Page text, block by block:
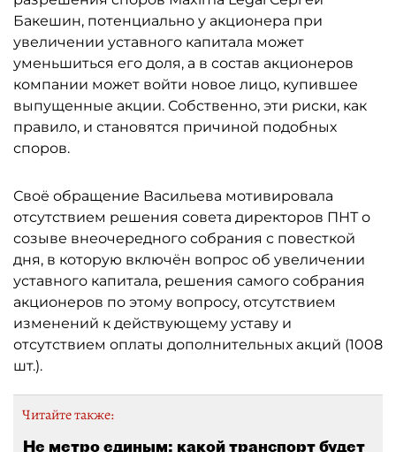
Бакешин, потенциально у акционера при
увеличении уставного капитала может
уменьшиться его доля, а в состав акционеров
компании может войти новое лицо, купившее
выпущенные акции. Собственно, эти риски, как
правило, и становятся причиной подобных
споров.
Своё обращение Васильева мотивировала
отсутствием решения совета директоров ПНТ о
созыве внеочередного собрания с повесткой
дня, в которую включён вопрос об увеличении
уставного капитала, решения самого собрания
акционеров по этому вопросу, отсутствием
изменений к действующему уставу и
отсутствием оплаты дополнительных акций (1008
шт.).
Читайте также:
Не метро единым: какой транспорт будет